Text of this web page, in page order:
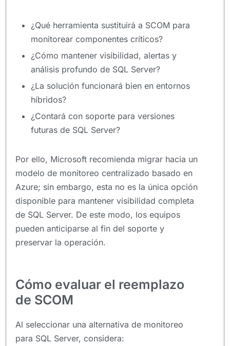
¿Qué herramienta sustituirá a SCOM para
monitorear componentes críticos?
¿Cómo mantener visibilidad, alertas y
análisis profundo de SQL Server?
¿La solución funcionará bien en entornos
híbridos?
¿Contará con soporte para versiones
futuras de SQL Server?
Por ello, Microsoft recomienda migrar hacia un
modelo de monitoreo centralizado basado en
Azure; sin embargo, esta no es la única opción
disponible para mantener visibilidad completa
de SQL Server. De este modo, los equipos
pueden anticiparse al fin del soporte y
preservar la operación.
Cómo evaluar el reemplazo
de SCOM
Al seleccionar una alternativa de monitoreo
para SQL Server, considera: